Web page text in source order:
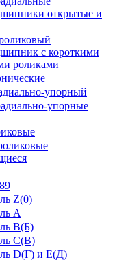
открытые и
с короткими
роликами
упорный
упорные
Z(0)
А
В(Б)
С(В)
D(Г) и E(Д)